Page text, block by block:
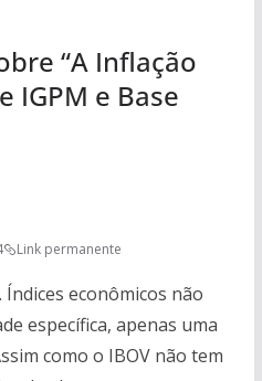
“A Inflação
IGPM e Base
Link permanente
Índices econômicos não
específica, apenas uma
como o IBOV não tem